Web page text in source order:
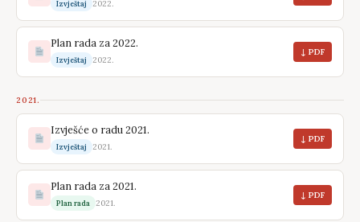
Dobitnik je dviju medalja za inovacije vezane uz blockchain na
međunarodnim izložbama inovacija — brončane na izložbi
ARCA 2021. te srebrne na izložbi ARCA 2022.
Izvještaj 2022.
Plan rada za 2022.
Izvještaj 2022.
↓ PDF
2021.
Izvješće o radu 2021.
Izvještaj 2021.
↓ PDF
Plan rada za 2021.
Plan rada 2021.
↓ PDF